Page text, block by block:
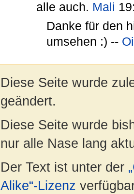
alle auch. Mali
Danke für den
umsehen :) --
Diese Seite wurde
geändert.
Diese Seite wurde
nur alle Nase lang
Der Text ist unter der
Alike“-Lizenz